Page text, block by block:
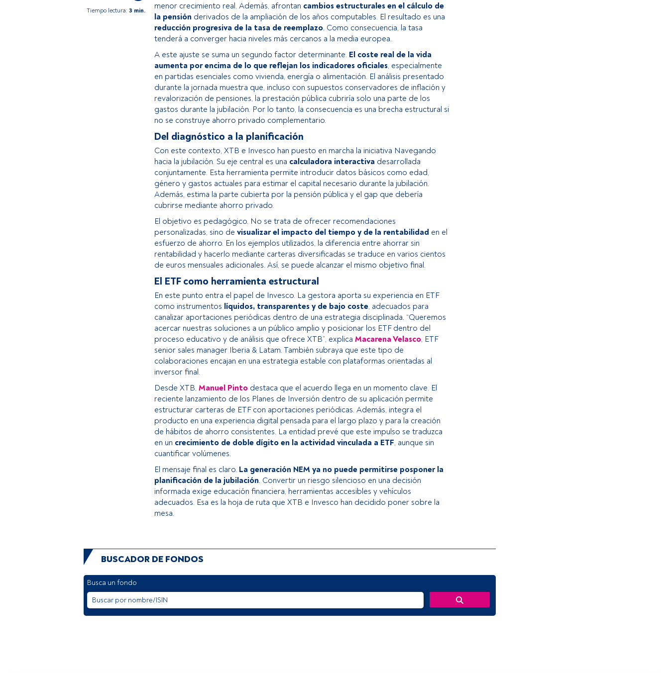
Tiempo lectura: 3 min. menor crecimiento real. Además, afrontan cambios estructurales en el cálculo de
la pensión derivados de la ampliación de los años computables. El resultado es una
reducción progresiva de la tasa de reemplazo. Como consecuencia, la tasa
tenderá a converger hacia niveles más cercanos a la media europea.
A este ajuste se suma un segundo factor determinante. El coste real de la vida
aumenta por encima de lo que reflejan los indicadores oficiales, especialmente
en partidas esenciales como vivienda, energía o alimentación. El análisis presentado
durante la jornada muestra que, incluso con supuestos conservadores de inflación y
revalorización de pensiones, la prestación pública cubriría solo una parte de los
gastos durante la jubilación. Por lo tanto, la consecuencia es una brecha estructural si
no se construye ahorro privado complementario.
Del diagnóstico a la planificación
Con este contexto, XTB e Invesco han puesto en marcha la iniciativa Navegando
hacia la jubilación. Su eje central es una calculadora interactiva desarrollada
conjuntamente. Esta herramienta permite introducir datos básicos como edad,
género y gastos actuales para estimar el capital necesario durante la jubilación.
Además, estima la parte cubierta por la pensión pública y el gap que debería
cubrirse mediante ahorro privado.
El objetivo es pedagógico. No se trata de ofrecer recomendaciones
personalizadas, sino de visualizar el impacto del tiempo y de la rentabilidad en el
esfuerzo de ahorro. En los ejemplos utilizados, la diferencia entre ahorrar sin
rentabilidad y hacerlo mediante carteras diversificadas se traduce en varios cientos
de euros mensuales adicionales. Así, se puede alcanzar el mismo objetivo final.
El ETF como herramienta estructural
En este punto entra el papel de Invesco. La gestora aporta su experiencia en ETF
como instrumentos líquidos, transparentes y de bajo coste, adecuados para
canalizar aportaciones periódicas dentro de una estrategia disciplinada. “Queremos
acercar nuestras soluciones a un público amplio y posicionar los ETF dentro del
proceso educativo y de análisis que ofrece XTB”, explica Macarena Velasco, ETF
senior sales manager Iberia & Latam. También subraya que este tipo de
colaboraciones encajan en una estrategia estable con plataformas orientadas al
inversor final.
Desde XTB, Manuel Pinto destaca que el acuerdo llega en un momento clave. El
reciente lanzamiento de los Planes de Inversión dentro de su aplicación permite
estructurar carteras de ETF con aportaciones periódicas. Además, integra el
producto en una experiencia digital pensada para el largo plazo y para la creación
de hábitos de ahorro consistentes. La entidad prevé que este impulso se traduzca
en un crecimiento de doble dígito en la actividad vinculada a ETF, aunque sin
cuantificar volúmenes.
El mensaje final es claro. La generación NEM ya no puede permitirse posponer la
planificación de la jubilación. Convertir un riesgo silencioso en una decisión
informada exige educación financiera, herramientas accesibles y vehículos
adecuados. Esa es la hoja de ruta que XTB e Invesco han decidido poner sobre la
mesa.
BUSCADOR DE FONDOS
Busca un fondo